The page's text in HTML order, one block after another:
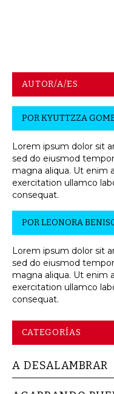
AUTOR/A/ES
PORKYUTTZZA
Lorem ipsum dolor sit
sed do eiusmod
magna aliqua. Ut enim
exercitation ullamco
consequat.
PORLEONORA
Lorem ipsum dolor sit
sed do eiusmod
magna aliqua. Ut enim
exercitation ullamco
consequat.
CATEGORÍAS
A DESALAMBRAR